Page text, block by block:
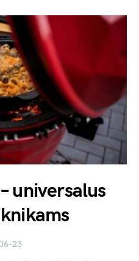
universalus
23